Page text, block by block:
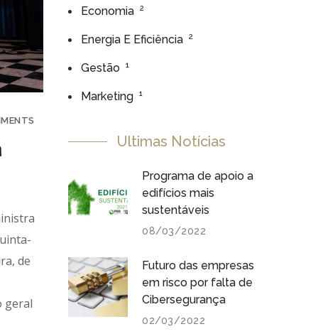
de
geral
Economia 2
Energia E Eficiência 2
Gestão 1
Marketing 1
Ultimas Notícias
Programa de apoio a
edifícios mais
sustentáveis
08/03/2022
Futuro das empresas
em risco por falta de
Cibersegurança
02/03/2022